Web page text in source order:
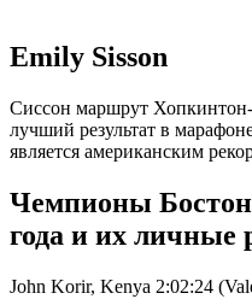
Emily Sisson
Сиссон маршрут
лучший результат в
является американским
Чемпионы
года и их личные
John Korir, Kenya 2:02:24